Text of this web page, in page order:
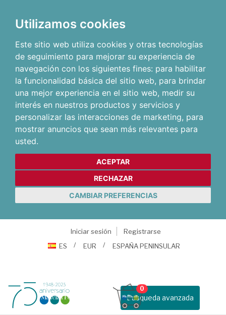
Utilizamos cookies
Este sitio web utiliza cookies y otras tecnologías
de seguimiento para mejorar su experiencia de
navegación con los siguientes fines: para habilitar
la funcionalidad básica del sitio web, para brindar
una mejor experiencia en el sitio web, medir su
interés en nuestros productos y servicios y
personalizar las interacciones de marketing, para
mostrar anuncios que sean más relevantes para
usted.
ACEPTAR
RECHAZAR
CAMBIAR PREFERENCIAS
Iniciar sesión
Registrarse
ES
EUR ESPAÑA PENINSULAR
Busqueda avanzada
0